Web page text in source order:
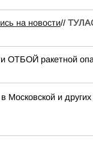
на новости//
ОТБОЙ ракетной
Московской и